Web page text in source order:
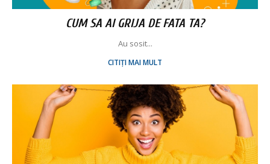
CUM SA AI GRIJA DE FATA TA?
Au sosit...
CITIȚI MAI MULT